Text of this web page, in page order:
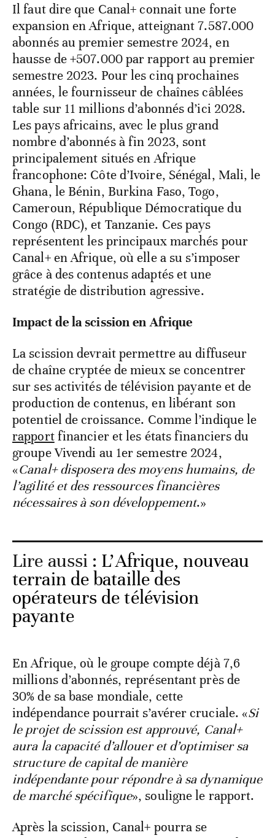
Il faut dire que Canal+ connait une forte
expansion en Afrique, atteignant 7.587.000
abonnés au premier semestre 2024, en
hausse de +507.000 par rapport au premier
semestre 2023. Pour les cinq prochaines
années, le fournisseur de chaînes câblées
table sur 11 millions d’abonnés d’ici 2028.
Les pays africains, avec le plus grand
nombre d’abonnés à fin 2023, sont
principalement situés en Afrique
francophone: Côte d’Ivoire, Sénégal, Mali, le
Ghana, le Bénin, Burkina Faso, Togo,
Cameroun, République Démocratique du
Congo (RDC), et Tanzanie. Ces pays
représentent les principaux marchés pour
Canal+ en Afrique, où elle a su s’imposer
grâce à des contenus adaptés et une
stratégie de distribution agressive.
Impact de la scission en Afrique
La scission devrait permettre au diffuseur
de chaîne cryptée de mieux se concentrer
sur ses activités de télévision payante et de
production de contenus, en libérant son
potentiel de croissance. Comme l’indique le
rapportfinancier et les états financiers du
groupe Vivendi au 1er semestre 2024,
«Canal+ disposera des moyens humains, de
l’agilité et des ressources financières
nécessaires à son développement.»
Lire aussi : L’Afrique, nouveau
terrain de bataille des
opérateurs de télévision
payante
En Afrique, où le groupe compte déjà 7,6
millions d’abonnés, représentant près de
30% de sa base mondiale, cette
indépendance pourrait s’avérer cruciale. «Si
le projet de scission est approuvé, Canal+
aura la capacité d’allouer et d’optimiser sa
structure de capital de manière
indépendante pour répondre à sa dynamique
de marché spécifique», souligne le rapport.
Après la scission, Canal+ pourra se